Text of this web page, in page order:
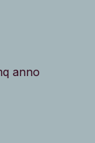
anno